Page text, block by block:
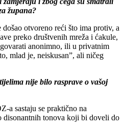
župana?
otvoreno reći što ima protiv, a
preko društvenih mreža i ćakule,
anonimno, ili u privatnim
mlad je, neiskusan”, ali ničeg
nije bilo rasprave o vašoj
a sastaju se praktično na
disonantnih tonova koji bi doveli do